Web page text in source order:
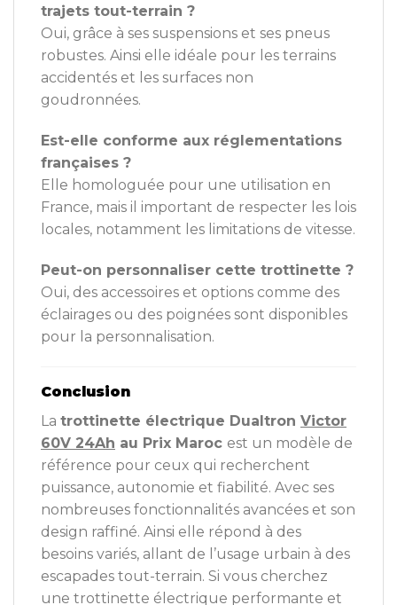
trajets tout-terrain ?
Oui, grâce à ses suspensions et ses pneus
robustes. Ainsi elle idéale pour les terrains
accidentés et les surfaces non
goudronnées.
Est-elle conforme aux réglementations
françaises ?
Elle homologuée pour une utilisation en
France, mais il important de respecter les lois
locales, notamment les limitations de vitesse.
Peut-on personnaliser cette trottinette ?
Oui, des accessoires et options comme des
éclairages ou des poignées sont disponibles
pour la personnalisation.
Conclusion
La trottinette électrique Dualtron Victor
60V 24Ah au Prix Maroc est un modèle de
référence pour ceux qui recherchent
puissance, autonomie et fiabilité. Avec ses
nombreuses fonctionnalités avancées et son
design raffiné. Ainsi elle répond à des
besoins variés, allant de l’usage urbain à des
escapades tout-terrain. Si vous cherchez
une trottinette électrique performante et